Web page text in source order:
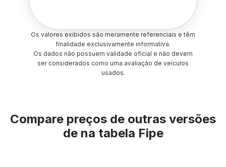
Os valores exibidos são meramente referenciais e têm
finalidade exclusivamente informativa.
Os dados não possuem validade oficial e não devem
ser considerados como uma avaliação de veículos
usados.
Compare preços de outras versões
de na tabela Fipe